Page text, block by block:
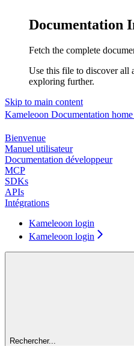
Documentation
Fetch the complete
Use this file to discover all
exploring further.
Skip to main content
Kameleoon Documentation
Bienvenue
Manuel utilisateur
Documentation développeur
MCP
SDKs
APIs
Intégrations
Kameleoon login
Kameleoon login
Rechercher...